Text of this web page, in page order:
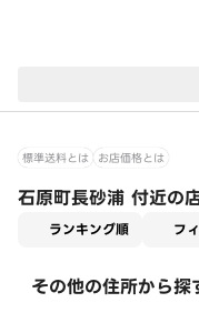
標準送料とは お店価格とは
石原町長砂浦 付近の
ランキング順 フ
その他の住所から探